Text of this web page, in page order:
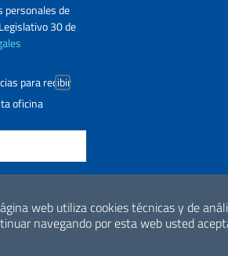
web utiliza cookies técnicas y de
navegando por esta web usted
personales de
30 de
para recibir
oficina
Dichiarazione di accessibilità